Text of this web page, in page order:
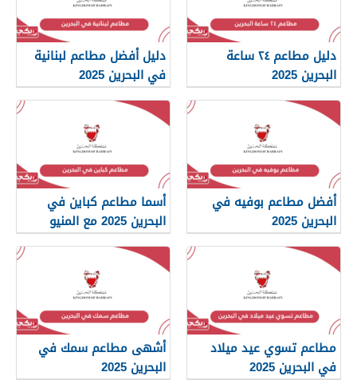
دليل مطاعم ٢٤ ساعة
البحرين 2025
دليل أفضل مطاعم لبنانية
في البحرين 2025
أفضل مطاعم بوفيه في
البحرين 2025
أسما مطاعم كباين في
البحرين 2025 مع المنيو
والأسعار
مطاعم تسوي عيد ميلاد
في البحرين 2025
أشهى مطاعم سمك في
البحرين 2025